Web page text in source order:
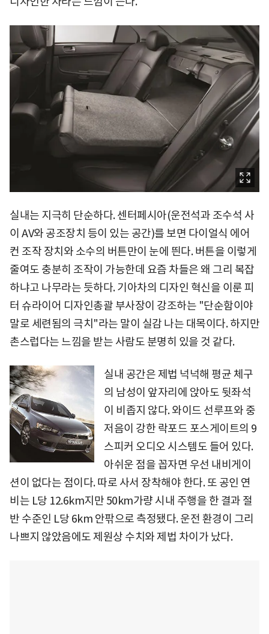
실내는 지극히 단순하다. 센터페시아(운전석과 조수석 사
이 AV와 공조장치 등이 있는 공간)를 보면 다이얼식 에어
컨 조작 장치와 소수의 버튼만이 눈에 띈다. 버튼을 이렇게
줄여도 충분히 조작이 가능한데 요즘 차들은 왜 그리 복잡
하냐고 나무라는 듯하다. 기아차의 디자인 혁신을 이룬 피
터 슈라이어 디자인총괄 부사장이 강조하는 "단순함이야
말로 세련됨의 극치"라는 말이 실감 나는 대목이다. 하지만
촌스럽다는 느낌을 받는 사람도 분명히 있을 것 같다.
실내 공간은 제법 넉넉해 평균 체구
의 남성이 앞자리에 앉아도 뒷좌석
이 비좁지 않다. 와이드 선루프와 중
저음이 강한 락포드 포스게이트의 9
스피커 오디오 시스템도 들어 있다.
아쉬운 점을 꼽자면 우선 내비게이
션이 없다는 점이다. 따로 사서 장착해야 한다. 또 공인 연
비는 L당 12.6km지만 50km가량 시내 주행을 한 결과 절
반 수준인 L당 6km 안팎으로 측정됐다. 운전 환경이 그리
나쁘지 않았음에도 제원상 수치와 제법 차이가 났다.